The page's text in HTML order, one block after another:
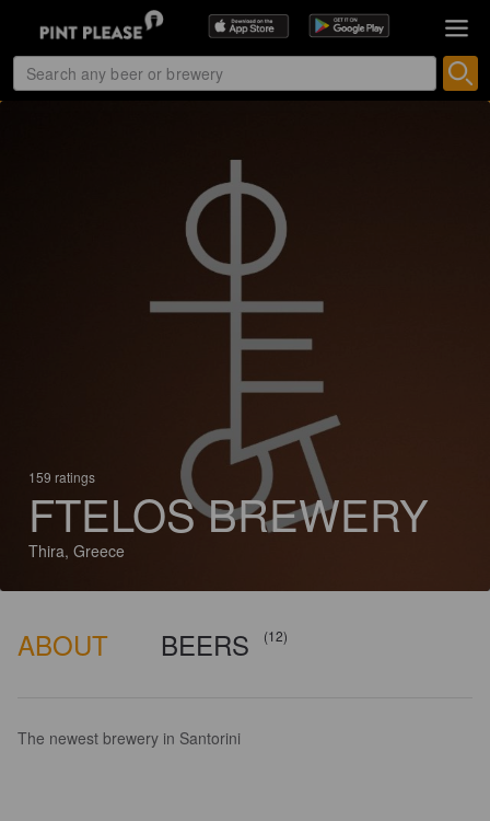
159 ratings
FTELOS BREWERY
Thira, Greece
ABOUT BEERS (12)
The newest brewery in Santorini